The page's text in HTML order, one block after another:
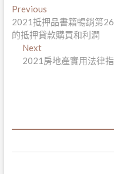
文
章
導
覽
PreviousPrevious
post:
2021抵押品書籍暢銷第
的抵押貸款購買和利潤
NextNext
post:
2021房地產實用法律